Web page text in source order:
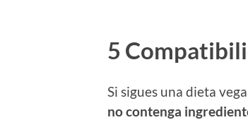
5
Si sigues una dieta
no contenga